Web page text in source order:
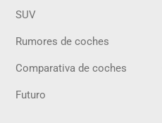
SUV
Rumores de coches
Comparativa de coches
Futuro